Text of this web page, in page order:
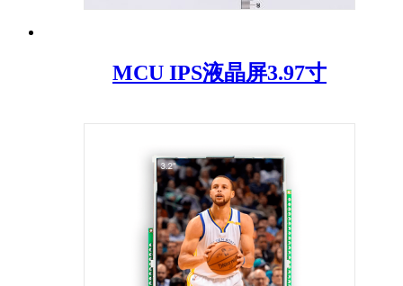
MCU IPS液晶屏3.97寸